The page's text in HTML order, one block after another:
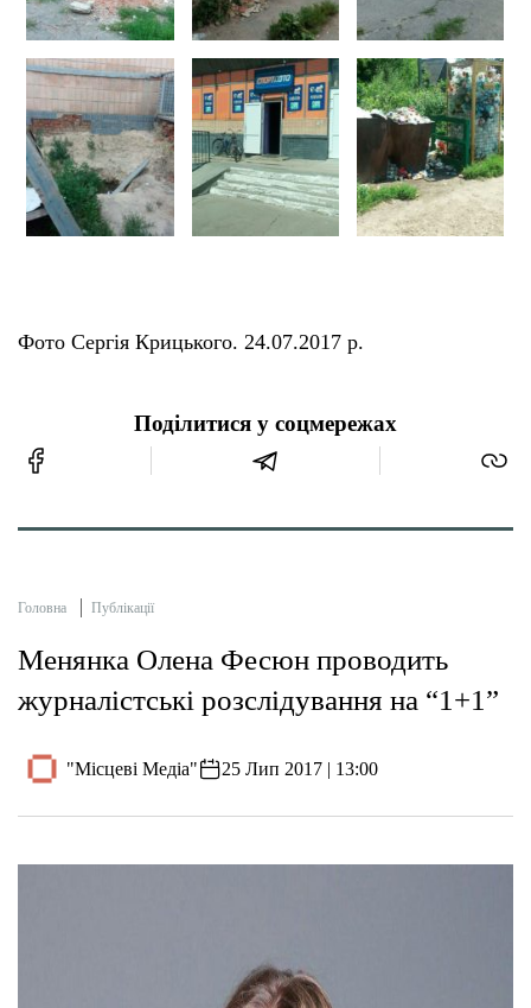
Фото Сергія Крицького. 24.07.2017 р.
Поділитися у соцмережах
Головна Публікації
Менянка Олена Фесюн проводить
журналістські розслідування на “1+1”
"Місцеві Медіа" 25 Лип 2017 | 13:00